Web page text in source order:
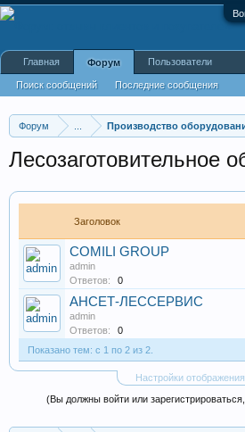
Форум Производство
Лесозаготовительное
Заголовок
COMILI GROUP
admin
Ответов:
0
АНСЕТ-ЛЕССЕРВИС
admin
Ответов:
0
Показано тем: с 1 по 2 из 2.
Настройки
(Вы должны войти или
Главная Форум
Поиск сообщений Последние сообщения
Пользователи